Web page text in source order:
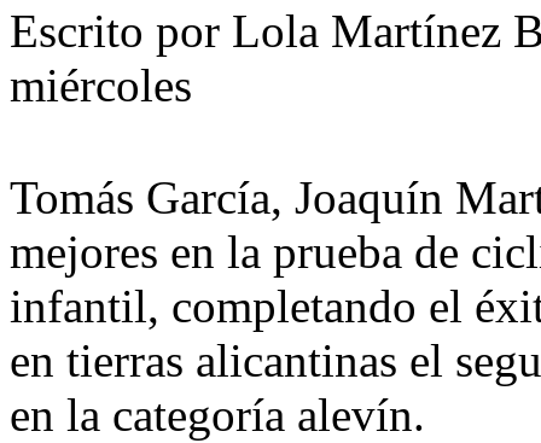
Escrito por Lola Martínez
miércoles
Tomás García, Joaquín
mejores en la prueba de
infantil, completando el
en tierras alicantinas el
en la categoría alevín.